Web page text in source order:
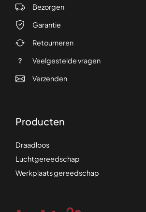
Bezorgen
Garantie
Retourneren
Veelgestelde vragen
Verzenden
Producten
Draadloos
Luchtgereedschap
Werkplaats gereedschap